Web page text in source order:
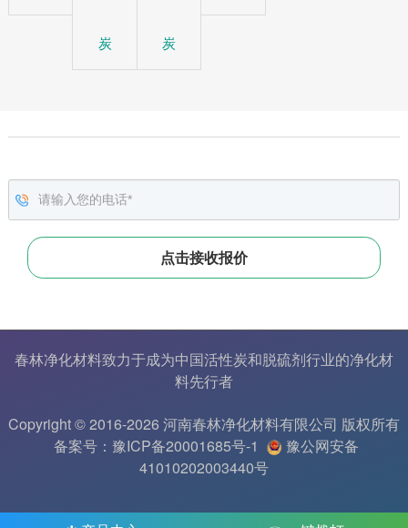
炭 炭
春林净化材料致力于成为中国活性炭和脱硫剂行业的净化材
料先行者
Copyright © 2016-2026 河南春林净化材料有限公司 版权所有
备案号：豫ICP备20001685号-1
豫公网安备
41010202003440号